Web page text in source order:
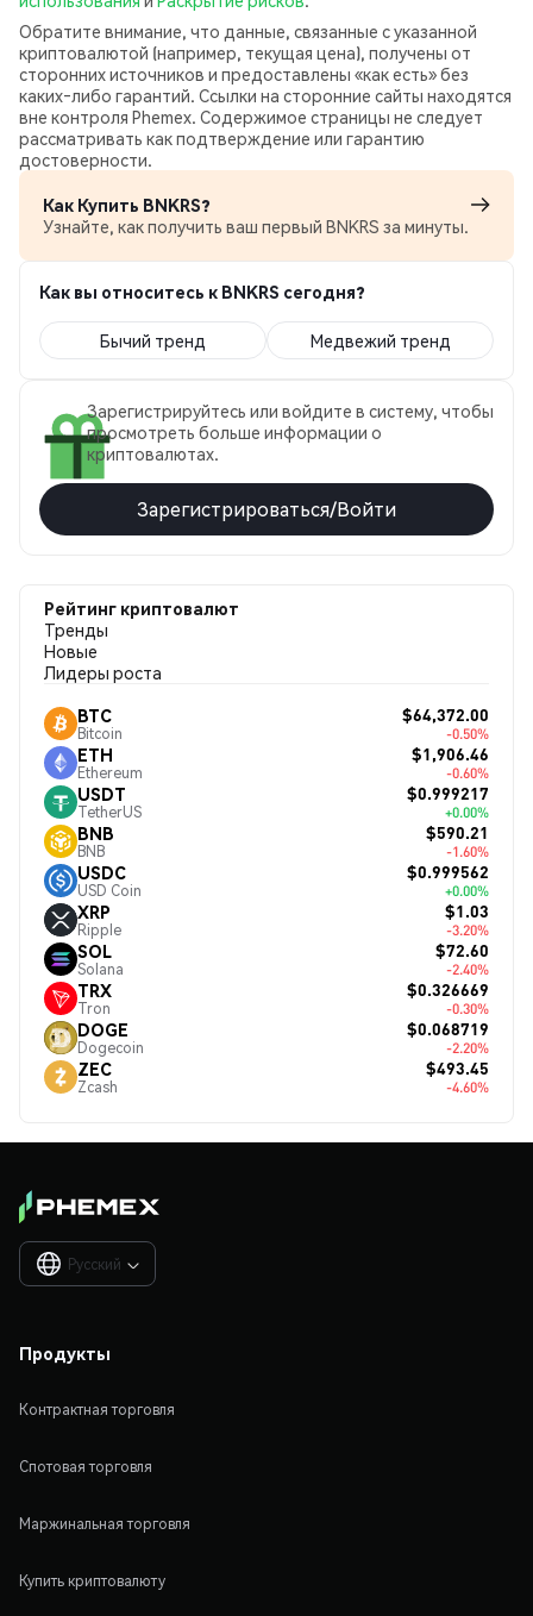
Обратите внимание, что данные, связанные с указанной
криптовалютой (например, текущая цена), получены от
сторонних источников и предоставлены «как есть» без
каких‑либо гарантий. Ссылки на сторонние сайты находятся
вне контроля Phemex. Содержимое страницы не следует
рассматривать как подтверждение или гарантию
достоверности.
Как Купить BNKRS?
Узнайте, как получить ваш первый BNKRS за минуты.
Как вы относитесь к BNKRS сегодня?
Бычий тренд Медвежий тренд
Зарегистрируйтесь или войдите в систему, чтобы
просмотреть больше информации о
криптовалютах.
Зарегистрироваться/Войти
Рейтинг криптовалют
Тренды
Новые
Лидеры роста
BTC
Bitcoin
$64,372.00
-0.50%
ETH
Ethereum
$1,906.46
-0.60%
USDT
TetherUS
$0.999217
+0.00%
BNB
BNB
$590.21
-1.60%
USDC
USD Coin
$0.999562
+0.00%
XRP
Ripple
$1.03
-3.20%
SOL
Solana
$72.60
-2.40%
TRX
Tron
$0.326669
-0.30%
DOGE
Dogecoin
$0.068719
-2.20%
ZEC
Zcash
$493.45
-4.60%
Русский 
Продукты
Контрактная торговля
Спотовая торговля
Маржинальная торговля
Купить криптовалюту